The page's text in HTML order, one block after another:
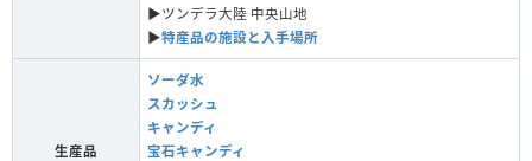
▶︎ツンデラ大陸 中央山地
▶︎特産品の施設と入手場所
生産品
ソーダ水
スカッシュ
キャンディ
宝石キャンディ